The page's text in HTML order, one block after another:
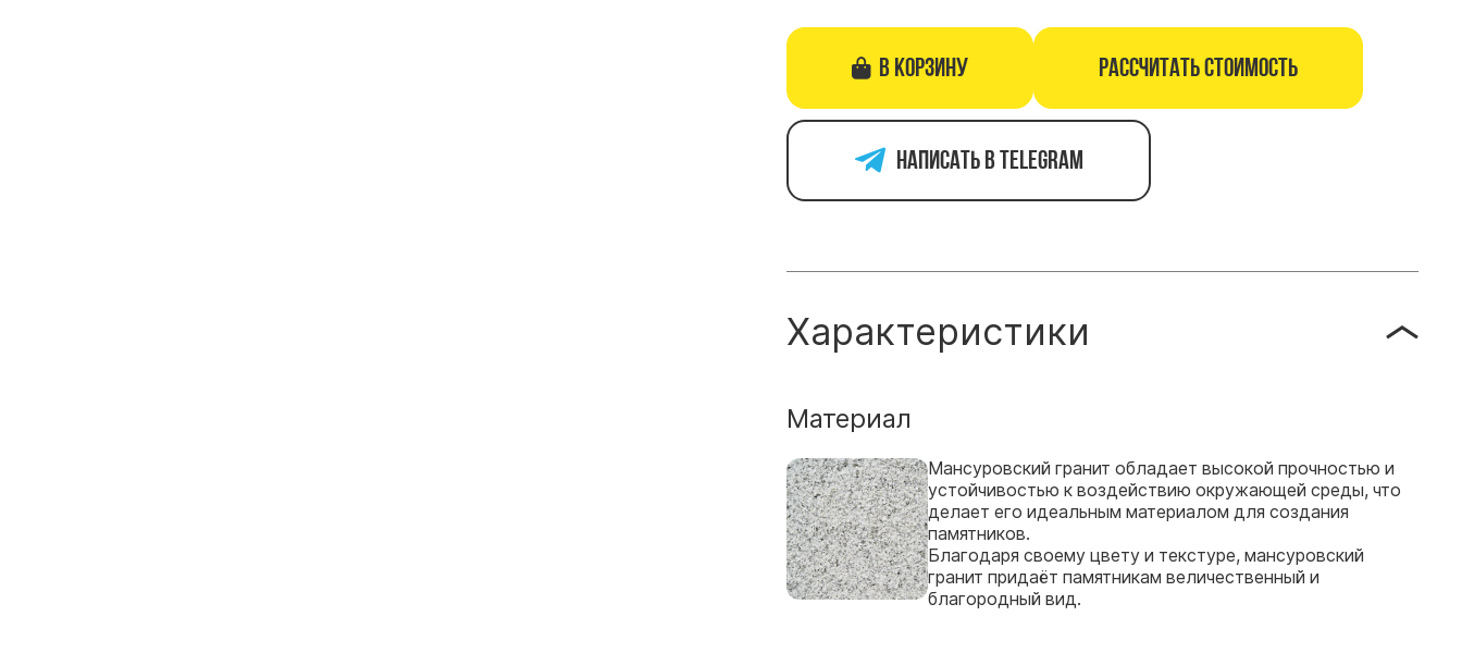
В корзину Рассчитать стоимость
Написать в telegram
Характеристики
Материал
Мансуровский гранит обладает высокой прочностью и
устойчивостью к воздействию окружающей среды, что
делает его идеальным материалом для создания
памятников.
Благодаря своему цвету и текстуре, мансуровский
гранит придаёт памятникам величественный и
благородный вид.